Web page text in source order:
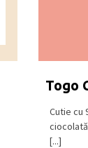
Togo
Cutie cu
[...]